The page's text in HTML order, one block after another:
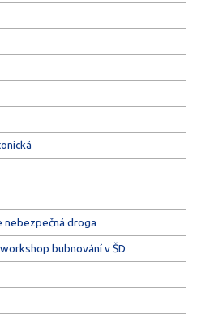
nebezpečná droga
bubnování v ŠD